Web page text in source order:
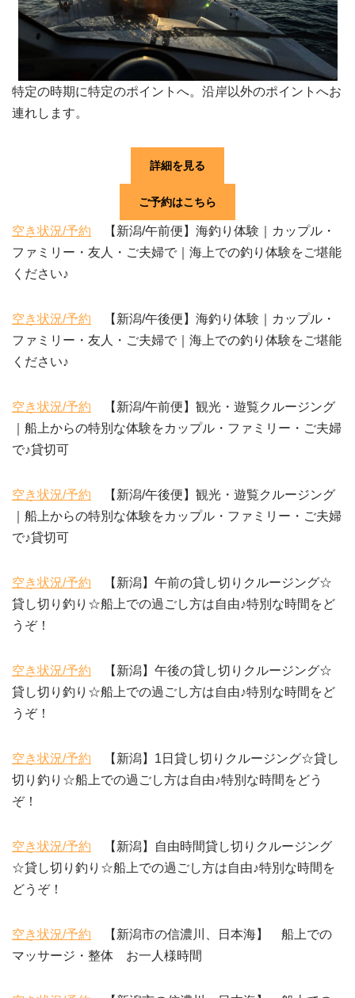
特定の時期に特定のポイントへ。沿岸以外のポイントへお
連れします。
詳細を見る
ご予約はこちら
空き状況/予約 【新潟/午前便】海釣り体験｜カップル・
ファミリー・友人・ご夫婦で｜海上での釣り体験をご堪能
ください♪
空き状況/予約 【新潟/午後便】海釣り体験｜カップル・
ファミリー・友人・ご夫婦で｜海上での釣り体験をご堪能
ください♪
空き状況/予約 【新潟/午前便】観光・遊覧クルージング
｜船上からの特別な体験をカップル・ファミリー・ご夫婦
で♪貸切可
空き状況/予約 【新潟/午後便】観光・遊覧クルージング
｜船上からの特別な体験をカップル・ファミリー・ご夫婦
で♪貸切可
空き状況/予約 【新潟】午前の貸し切りクルージング☆
貸し切り釣り☆船上での過ごし方は自由♪特別な時間をど
うぞ！
空き状況/予約 【新潟】午後の貸し切りクルージング☆
貸し切り釣り☆船上での過ごし方は自由♪特別な時間をど
うぞ！
空き状況/予約 【新潟】1日貸し切りクルージング☆貸し
切り釣り☆船上での過ごし方は自由♪特別な時間をどう
ぞ！
空き状況/予約 【新潟】自由時間貸し切りクルージング
☆貸し切り釣り☆船上での過ごし方は自由♪特別な時間を
どうぞ！
空き状況/予約 【新潟市の信濃川、日本海】 船上での
マッサージ・整体 お一人様時間